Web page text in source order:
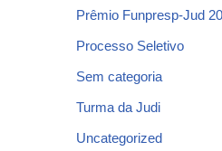
Prêmio Funpresp-Jud
Processo Seletivo
Sem categoria
Turma da Judi
Uncategorized